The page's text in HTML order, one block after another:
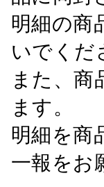
明細の商
いでくだ
また、
ます。
明細を商
一報をお